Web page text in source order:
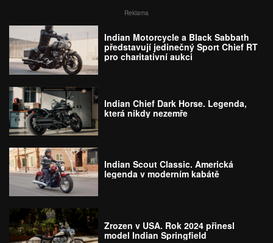
Reklama
Indian Motorcycle a Black Sabbath
představují jedinečný Sport Chief RT
pro charitativní aukci
Indian Chief Dark Horse. Legenda,
která nikdy nezemře
Indian Scout Classic. Americká
legenda v moderním kabátě
Zrozen v USA. Rok 2024 přinesl
model Indian Springfield